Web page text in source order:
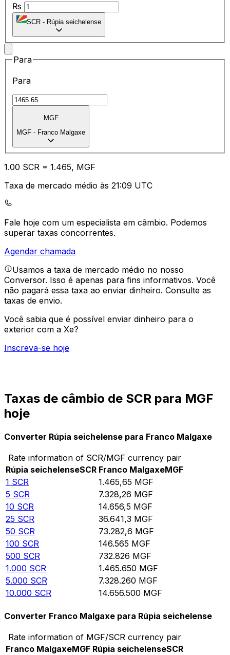
₨
SCR - Rúpia seichelense
Para
Para
MGF
MGF - Franco Malgaxe
1.00 SCR = 1.465, MGF
Taxa de mercado médio às 21:09 UTC
Fale hoje com um especialista em câmbio. Podemos
superar taxas concorrentes.
Agendar chamada
Usamos a taxa de mercado médio no nosso
Conversor. Isso é apenas para fins informativos. Você
não pagará essa taxa ao enviar dinheiro. Consulte as
taxas de envio.
Você sabia que é possível enviar dinheiro para o
exterior com a Xe?
Inscreva-se hoje
Taxas de câmbio de SCR para MGF
hoje
Converter Rúpia seichelense para Franco Malgaxe
Rate information of SCR/MGF currency pair
Rúpia seichelenseSCR Franco MalgaxeMGF
1 SCR 1.465,65 MGF
5 SCR 7.328,26 MGF
10 SCR 14.656,5 MGF
25 SCR 36.641,3 MGF
50 SCR 73.282,6 MGF
100 SCR 146.565 MGF
500 SCR 732.826 MGF
1.000 SCR 1.465.650 MGF
5.000 SCR 7.328.260 MGF
10.000 SCR 14.656.500 MGF
Converter Franco Malgaxe para Rúpia seichelense
Rate information of MGF/SCR currency pair
Franco MalgaxeMGF Rúpia seichelenseSCR